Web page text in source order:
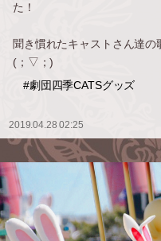
た！
聞き慣れたキャストさん達の
(；▽；)
#劇団四季CATSグッズ
2019.04.28 02:25